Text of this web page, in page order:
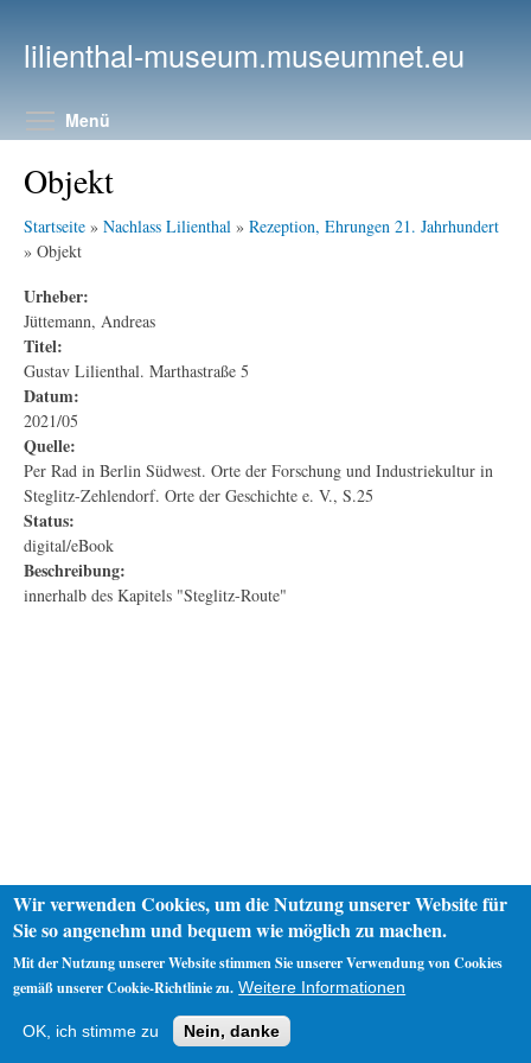
lilienthal-museum.museumnet.eu
Menü
Objekt
Startseite » Nachlass Lilienthal » Rezeption, Ehrungen 21. Jahrhundert
» Objekt
Urheber:
Jüttemann, Andreas
Titel:
Gustav Lilienthal. Marthastraße 5
Datum:
2021/05
Quelle:
Per Rad in Berlin Südwest. Orte der Forschung und Industriekultur in
Steglitz-Zehlendorf. Orte der Geschichte e. V., S.25
Status:
digital/eBook
Beschreibung:
innerhalb des Kapitels "Steglitz-Route"
Impressum
Wir verwenden Cookies, um die Nutzung unserer Website für
Sie so angenehm und bequem wie möglich zu machen.
Mit der Nutzung unserer Website stimmen Sie unserer Verwendung von Cookies
gemäß unserer Cookie-Richtlinie zu. Weitere Informationen
OK, ich stimme zu Nein, danke